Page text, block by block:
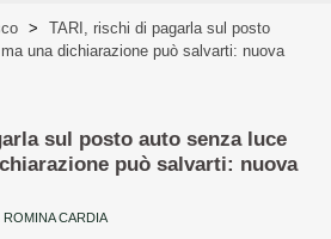
>
TARI, rischi di pagarla sul posto
una dichiarazione può salvarti: nuova
sul posto auto senza luce
può salvarti: nuova
ROMINA CARDIA